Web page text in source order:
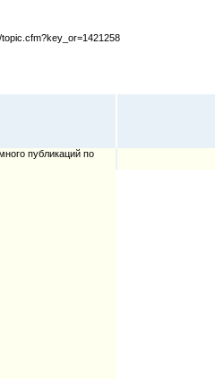
публикаций по